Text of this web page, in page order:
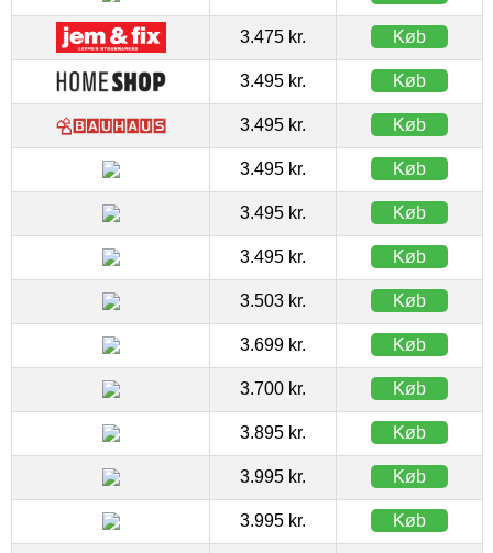
3.475 kr. Køb
3.495 kr. Køb
3.495 kr. Køb
3.495 kr. Køb
3.495 kr. Køb
3.495 kr. Køb
3.503 kr. Køb
3.699 kr. Køb
3.700 kr. Køb
3.895 kr. Køb
3.995 kr. Køb
3.995 kr. Køb